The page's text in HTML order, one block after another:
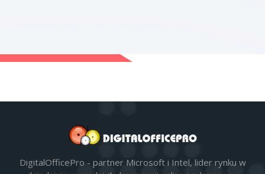
DigitalOfficePro - partner Microsoft i Intel, lider rynku w